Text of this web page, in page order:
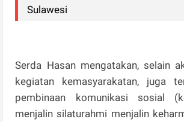
Sulawesi
Serda Hasan mengatakan, selain
kegiatan kemasyarakatan, juga
pembinaan komunikasi sosial
menjalin silaturahmi menjalin